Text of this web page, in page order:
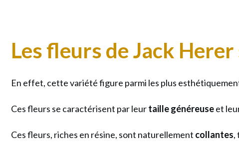
Les fleurs de Jack
En effet, cette variété figure parmi les plus
Ces fleurs se caractérisent par leurtaille généreuseet
Ces fleurs, riches en résine, sont naturellement collantes,